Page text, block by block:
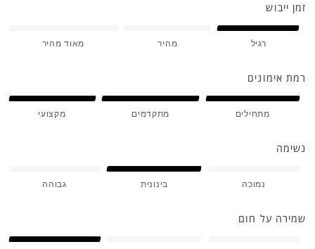
זמן ייבוש
רגיל מהיר מאוד מהיר
רמת אימונים
מתחילים מתקדמים מקצועי
נשימה
נמוכה בינונית גבוהה
שמירה על חום